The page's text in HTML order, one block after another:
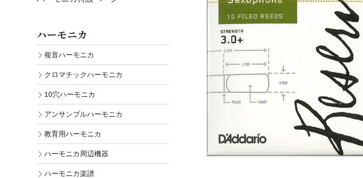
アンサンブルハ
ーモニカ
カその他
ハーモニカ周辺
機器
ハーモニカ楽譜
ポポロオカリナ
ティアーモオカ
リナ
その他オカリナ
オカリナ楽譜、
DVD
ハーモニカ
複音ハーモニカ
クロマチックハーモニカ
10穴ハーモニカ
アンサンブルハーモニカ
教育用ハーモニカ
ハーモニカ周辺機器
ハーモニカ楽譜